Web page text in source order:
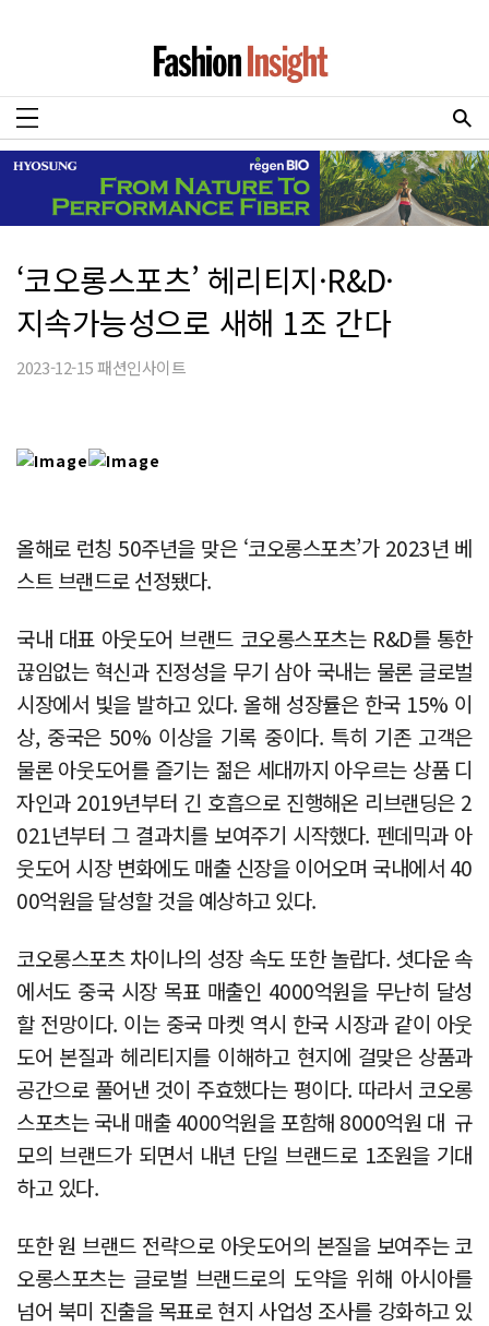
‘코오롱스포츠’ 헤리티지·R&D·
지속가능성으로 새해 1조 간다
2023-12-15 패션인사이트
올해로 런칭 50주년을 맞은 ‘코오롱스포츠’가 2023년 베
스트 브랜드로 선정됐다.
국내 대표 아웃도어 브랜드 코오롱스포츠는 R&D를 통한
끊임없는 혁신과 진정성을 무기 삼아 국내는 물론 글로벌
시장에서 빛을 발하고 있다. 올해 성장률은 한국 15% 이
상, 중국은 50% 이상을 기록 중이다. 특히 기존 고객은
물론 아웃도어를 즐기는 젊은 세대까지 아우르는 상품 디
자인과 2019년부터 긴 호흡으로 진행해온 리브랜딩은 2
021년부터 그 결과치를 보여주기 시작했다. 펜데믹과 아
웃도어 시장 변화에도 매출 신장을 이어오며 국내에서 40
00억원을 달성할 것을 예상하고 있다.
코오롱스포츠 차이나의 성장 속도 또한 놀랍다. 셧다운 속
에서도 중국 시장 목표 매출인 4000억원을 무난히 달성
할 전망이다. 이는 중국 마켓 역시 한국 시장과 같이 아웃
도어 본질과 헤리티지를 이해하고 현지에 걸맞은 상품과
공간으로 풀어낸 것이 주효했다는 평이다. 따라서 코오롱
스포츠는 국내 매출 4000억원을 포함해 8000억원 대 규
모의 브랜드가 되면서 내년 단일 브랜드로 1조원을 기대
하고 있다.
또한 원 브랜드 전략으로 아웃도어의 본질을 보여주는 코
오롱스포츠는 글로벌 브랜드로의 도약을 위해 아시아를
넘어 북미 진출을 목표로 현지 사업성 조사를 강화하고 있